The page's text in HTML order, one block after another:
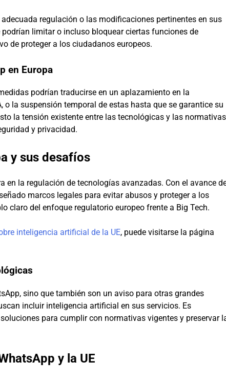
regulación o las modificaciones pertinentes en sus
podrían limitar o incluso bloquear ciertas funciones de
de proteger a los ciudadanos europeos.
en Europa
podrían traducirse en un aplazamiento en la
la suspensión temporal de estas hasta que se garantice su
la tensión existente entre las tecnológicas y las normativas
y privacidad.
y sus desafíos
en la regulación de tecnologías avanzadas. Con el avance
marcos legales para evitar abusos y proteger a los
claro del enfoque regulatorio europeo frente a Big Tech.
inteligencia artificial de la UE, puede visitarse la página
sino que también son un aviso para otras grandes
incluir inteligencia artificial en sus servicios. Es
para cumplir con normativas vigentes y preservar
y la UE